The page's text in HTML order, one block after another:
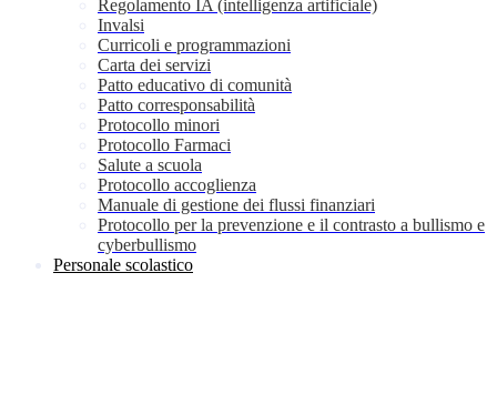
Regolamento IA (intelligenza artificiale)
Invalsi
Curricoli e programmazioni
Carta dei servizi
Patto educativo di comunità
Patto corresponsabilità
Protocollo minori
Protocollo Farmaci
Salute a scuola
Protocollo accoglienza
Manuale di gestione dei flussi finanziari
Protocollo per la prevenzione e il contrasto a bullismo e
cyberbullismo
Personale scolastico